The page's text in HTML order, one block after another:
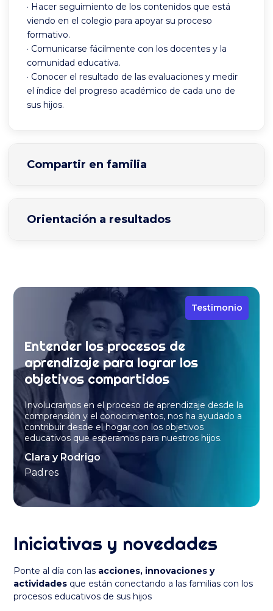
· Hacer seguimiento de los contenidos que está
viendo en el colegio para apoyar su proceso
formativo.
· Comunicarse fácilmente con los docentes y la
comunidad educativa.
· Conocer el resultado de las evaluaciones y medir
el índice del progreso académico de cada uno de
sus hijos.
Compartir en familia
Orientación a resultados
Testimonio
Entender los procesos de
aprendizaje para lograr los
objetivos compartidos
Involucrarnos en el proceso de aprendizaje desde la
comprensión y el conocimientos, nos ha ayudado a
contribuir desde el hogar con los objetivos
educativos que esperamos para nuestros hijos.
Clara y Rodrigo
Padres
Iniciativas y novedades
Ponte al día con las acciones, innovaciones y
actividades que están conectando a las familias con los
procesos educativos de sus hijos